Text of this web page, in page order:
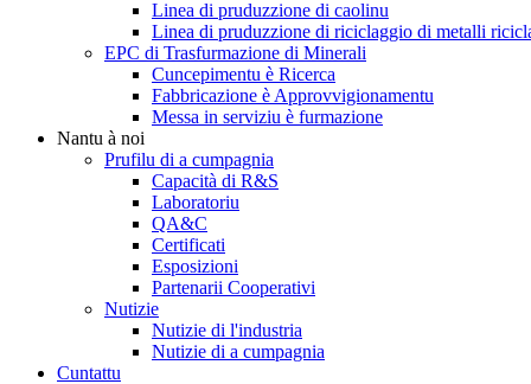
Linea di pruduzzione di caolinu
Linea di pruduzzione di riciclaggio di metalli
EPC di Trasfurmazione di Minerali
Cuncepimentu è Ricerca
Fabbricazione è Approvvigionamentu
Messa in serviziu è furmazione
Nantu à noi
Prufilu di a cumpagnia
Capacità di R&S
Laboratoriu
QA&C
Certificati
Esposizioni
Partenarii Cooperativi
Nutizie
Nutizie di l'industria
Nutizie di a cumpagnia
Cuntattu